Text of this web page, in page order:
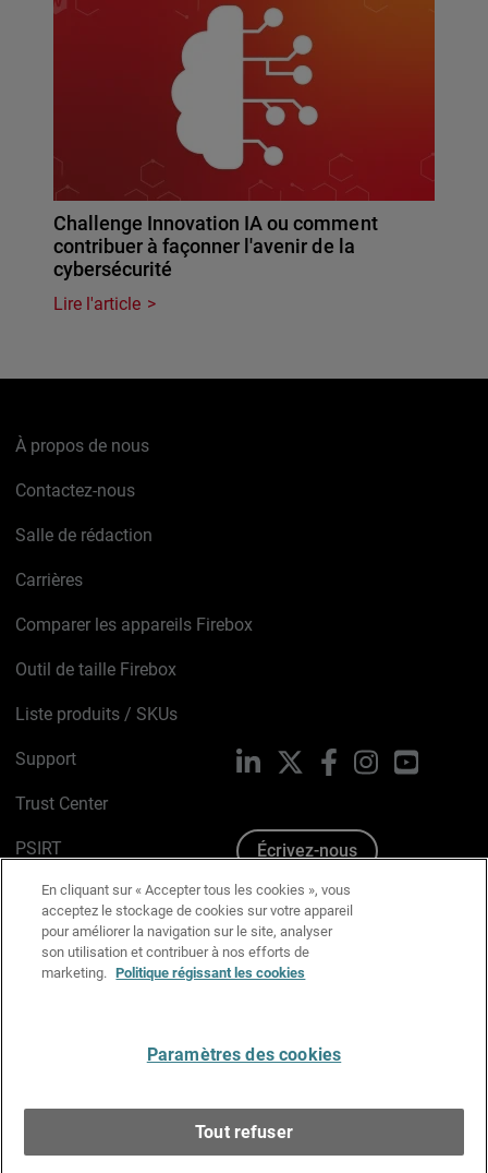
Challenge Innovation IA ou comment
contribuer à façonner l'avenir de la
cybersécurité
Lire l'article
À propos de nous
Contactez-nous
Salle de rédaction
Carrières
Comparer les appareils Firebox
Outil de taille Firebox
Liste produits / SKUs
Support
Trust Center
PSIRT
Avis sur les cookies
Politique de confidentialité
Charte Graphique
LinkedIn FacebookInstagramYouTube
Écrivez-nous
En cliquant sur « Accepter tous les cookies », vous
acceptez le stockage de cookies sur votre appareil
pour améliorer la navigation sur le site, analyser
son utilisation et contribuer à nos efforts de
marketing. Politique régissant les cookies
Paramètres des cookies
Tout refuser